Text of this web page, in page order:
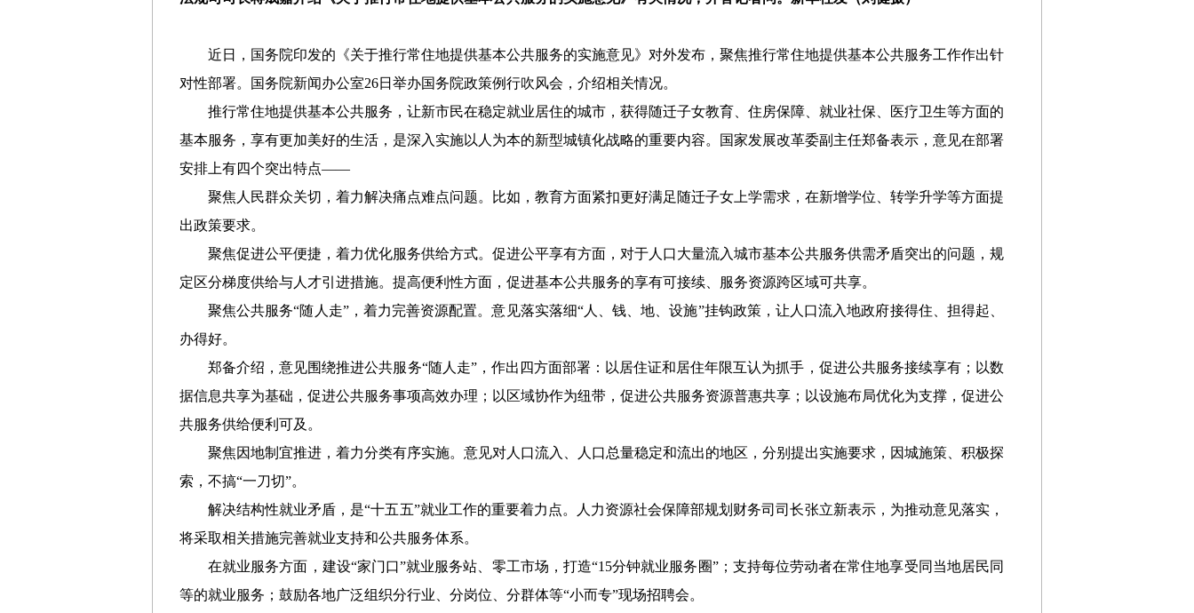
近日，国务院印发的《关于推行常住地提供基本公共服务的实施意见》对外发布，聚焦推行常住地提供基本公共服务工作作出针
对性部署。国务院新闻办公室26日举办国务院政策例行吹风会，介绍相关情况。
推行常住地提供基本公共服务，让新市民在稳定就业居住的城市，获得随迁子女教育、住房保障、就业社保、医疗卫生等方面的
基本服务，享有更加美好的生活，是深入实施以人为本的新型城镇化战略的重要内容。国家发展改革委副主任郑备表示，意见在部署
安排上有四个突出特点——
聚焦人民群众关切，着力解决痛点难点问题。比如，教育方面紧扣更好满足随迁子女上学需求，在新增学位、转学升学等方面提
出政策要求。
聚焦促进公平便捷，着力优化服务供给方式。促进公平享有方面，对于人口大量流入城市基本公共服务供需矛盾突出的问题，规
定区分梯度供给与人才引进措施。提高便利性方面，促进基本公共服务的享有可接续、服务资源跨区域可共享。
聚焦公共服务“随人走”，着力完善资源配置。意见落实落细“人、钱、地、设施”挂钩政策，让人口流入地政府接得住、担得起、
办得好。
郑备介绍，意见围绕推进公共服务“随人走”，作出四方面部署：以居住证和居住年限互认为抓手，促进公共服务接续享有；以数
据信息共享为基础，促进公共服务事项高效办理；以区域协作为纽带，促进公共服务资源普惠共享；以设施布局优化为支撑，促进公
共服务供给便利可及。
聚焦因地制宜推进，着力分类有序实施。意见对人口流入、人口总量稳定和流出的地区，分别提出实施要求，因城施策、积极探
索，不搞“一刀切”。
解决结构性就业矛盾，是“十五五”就业工作的重要着力点。人力资源社会保障部规划财务司司长张立新表示，为推动意见落实，
将采取相关措施完善就业支持和公共服务体系。
在就业服务方面，建设“家门口”就业服务站、零工市场，打造“15分钟就业服务圈”；支持每位劳动者在常住地享受同当地居民同
等的就业服务；鼓励各地广泛组织分行业、分岗位、分群体等“小而专”现场招聘会。